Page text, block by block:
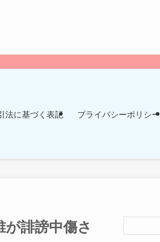
法に基づく表記 プライバシーポリシー
誹謗中傷さ